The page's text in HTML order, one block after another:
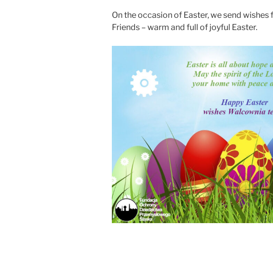
On the occasion of Easter, we send
Friends – warm and full of joyful Easter.